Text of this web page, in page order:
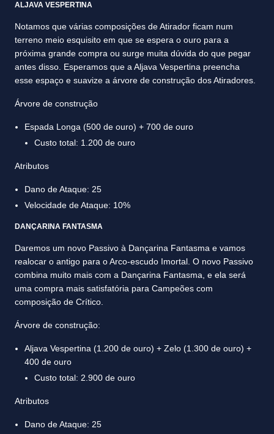
ALJAVA VESPERTINA
Notamos que várias composições de Atirador ficam num
terreno meio esquisito em que se espera o ouro para a
próxima grande compra ou surge muita dúvida do que pegar
antes disso. Esperamos que a Aljava Vespertina preencha
esse espaço e suavize a árvore de construção dos Atiradores.
Árvore de construção
Espada Longa (500 de ouro) + 700 de ouro
Custo total: 1.200 de ouro
Atributos
Dano de Ataque: 25
Velocidade de Ataque: 10%
DANÇARINA FANTASMA
Daremos um novo Passivo à Dançarina Fantasma e vamos
realocar o antigo para o Arco-escudo Imortal. O novo Passivo
combina muito mais com a Dançarina Fantasma, e ela será
uma compra mais satisfatória para Campeões com
composição de Crítico.
Árvore de construção:
Aljava Vespertina (1.200 de ouro) + Zelo (1.300 de ouro) +
400 de ouro
Custo total: 2.900 de ouro
Atributos
Dano de Ataque: 25